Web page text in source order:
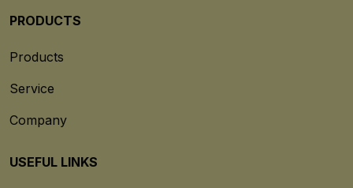
PRODUCTS
Products
Service
Company
USEFUL LINKS